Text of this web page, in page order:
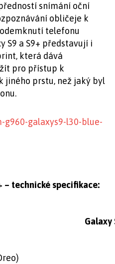
snímání oční
obličeje k
telefonu
S9 a S9+ představují i
která dává
pro přístup k
jiného prstu, než jaký byl
– technické specifikace:
Galaxy